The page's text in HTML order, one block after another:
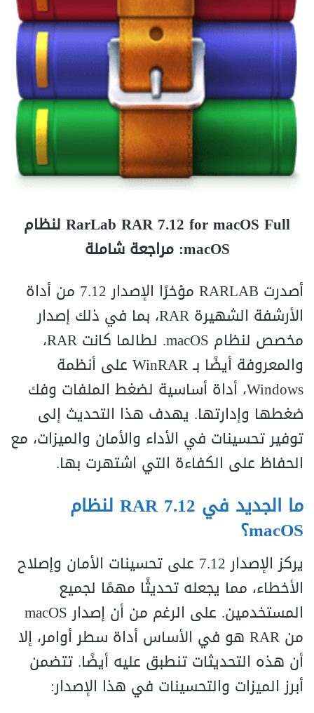
RarLab RAR 7.12 for macOS Full لنظام
macOS: مراجعة شاملة
أصدرت RARLAB مؤخرًا الإصدار 7.12 من أداة
الأرشفة الشهيرة RAR، بما في ذلك إصدار
مخصص لنظام macOS. لطالما كانت RAR،
والمعروفة أيضًا بـ WinRAR على أنظمة
Windows، أداة أساسية لضغط الملفات وفك
ضغطها وإدارتها. يهدف هذا التحديث إلى
توفير تحسينات في الأداء والأمان والميزات، مع
الحفاظ على الكفاءة التي اشتهرت بها.
ما الجديد في RAR 7.12 لنظام
macOS؟
يركز الإصدار 7.12 على تحسينات الأمان وإصلاح
الأخطاء، مما يجعله تحديثًا مهمًا لجميع
المستخدمين. على الرغم من أن إصدار macOS
من RAR هو في الأساس أداة سطر أوامر، إلا
أن هذه التحديثات تنطبق عليه أيضًا. تتضمن
أبرز الميزات والتحسينات في هذا الإصدار: